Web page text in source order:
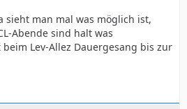
sieht man mal was möglich ist,
Abende sind halt was
beim Lev-Allez Dauergesang bis zur